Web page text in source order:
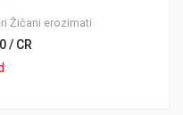
Žičani erozimati
/ CR